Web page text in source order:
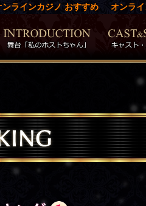
ンラインカジノ おすすめ オンラ